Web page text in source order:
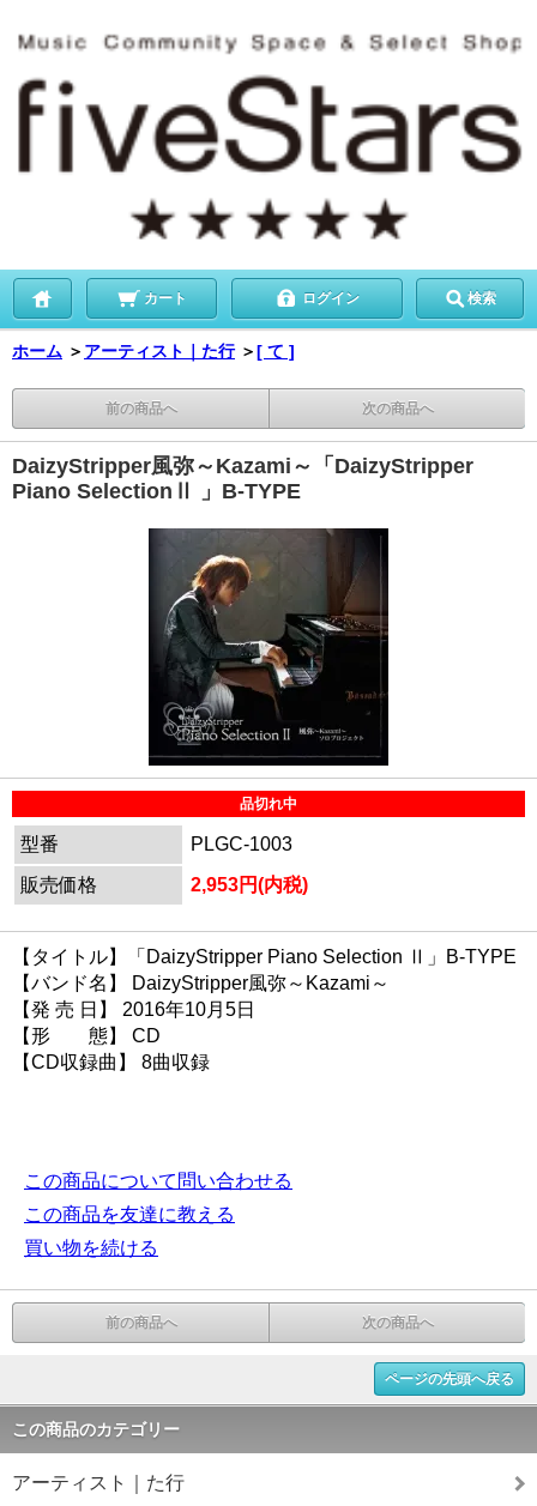
カート ログイン 検索
ホーム ＞ アーティスト｜た行 ＞[ て ]
前の商品へ 次の商品へ
DaizyStripper風弥～Kazami～「DaizyStripper
Piano SelectionⅡ 」B-TYPE
品切れ中
型番
PLGC-1003
販売価格
2,953円(内税)
【タイトル】「DaizyStripper Piano Selection Ⅱ」B-TYPE
【バンド名】 DaizyStripper風弥～Kazami～
【発 売 日】 2016年10月5日
【形 態】 CD
【CD収録曲】 8曲収録
この商品について問い合わせる
この商品を友達に教える
買い物を続ける
前の商品へ 次の商品へ
ページの先頭へ戻る
この商品のカテゴリー
アーティスト｜た行